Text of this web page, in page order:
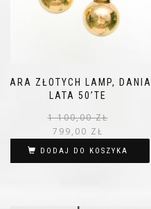
PARA ZŁOTYCH LAMP, DANIA
LATA 50’TE
1 100,00ZŁ
799,00 ZŁ
DODAJ DO KOSZYKA